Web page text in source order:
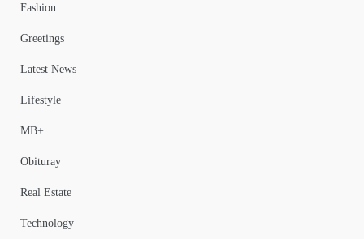
Fashion
Greetings
Latest News
Lifestyle
MB+
Obituray
Real Estate
Technology